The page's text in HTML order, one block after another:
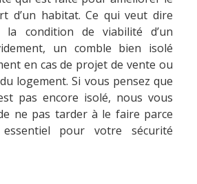
d’un habitat. Ce qui veut dire
la condition de viabilité d’un
un comble bien isolé
en cas de projet de vente ou
logement. Si vous pensez que
pas encore isolé, nous vous
ne pas tarder à le faire parce
pour votre sécurité